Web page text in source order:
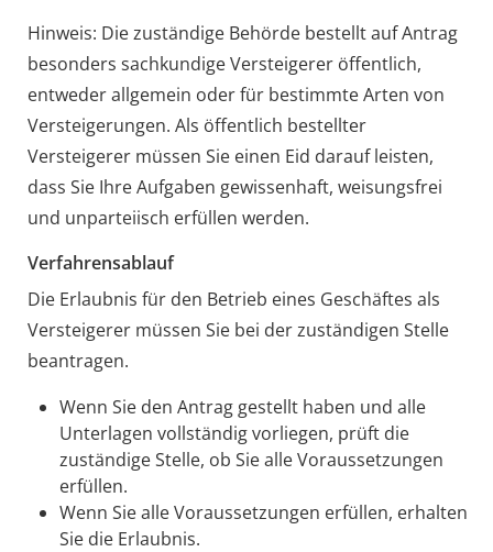
Hinweis: Die zuständige Behörde bestellt auf Antrag
besonders sachkundige Versteigerer öffentlich,
entweder allgemein oder für bestimmte Arten von
Versteigerungen. Als öffentlich bestellter
Versteigerer müssen Sie einen Eid darauf leisten,
dass Sie Ihre Aufgaben gewissenhaft, weisungsfrei
und unparteiisch erfüllen werden.
Verfahrensablauf
Die Erlaubnis für den Betrieb eines Geschäftes als
Versteigerer müssen Sie bei der zuständigen Stelle
beantragen.
Wenn Sie den Antrag gestellt haben und alle
Unterlagen vollständig vorliegen, prüft die
zuständige Stelle, ob Sie alle Voraussetzungen
erfüllen.
Wenn Sie alle Voraussetzungen erfüllen, erhalten
Sie die Erlaubnis.